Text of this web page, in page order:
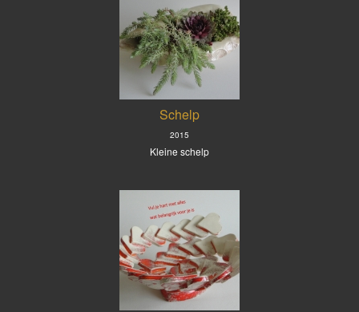
Schelp
2015
Kleine schelp